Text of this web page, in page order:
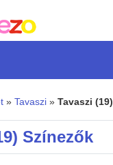
» Tavaszi » Tavaszi (19)
Színezők